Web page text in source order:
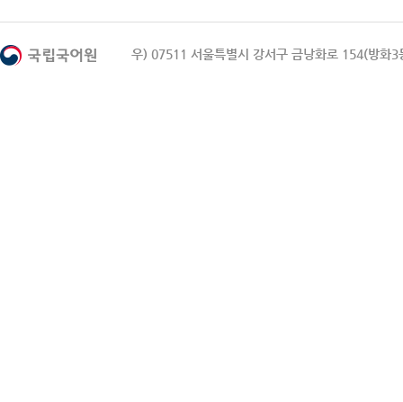
우) 07511 서울특별시 강서구 금낭화로 154(방화3